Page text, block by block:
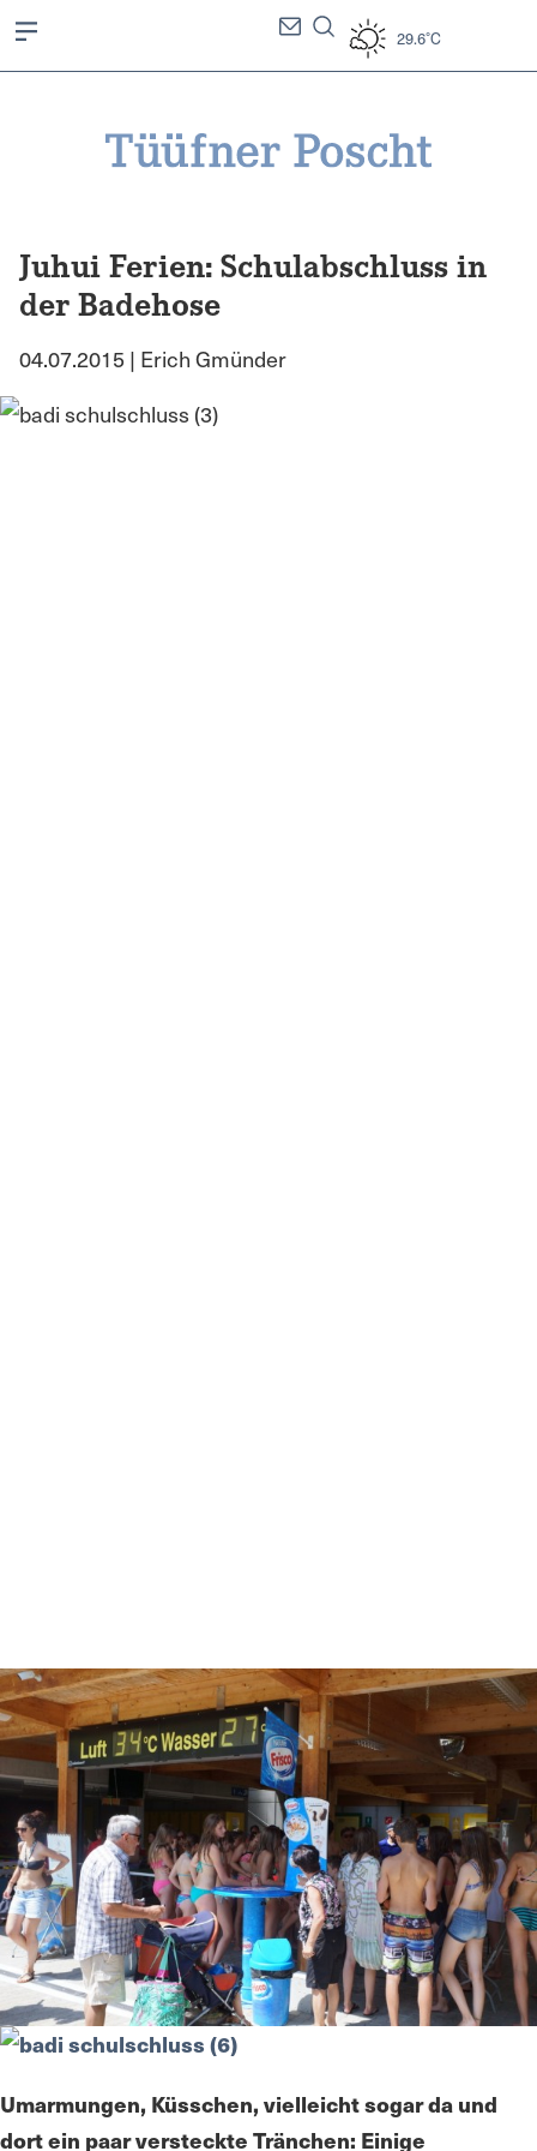
29.6°C
Juhui Ferien: Schulabschluss in
der Badehose
04.07.2015 | Erich Gmünder
Umarmungen, Küsschen, vielleicht sogar da und
dort ein paar versteckte Tränchen: Einige